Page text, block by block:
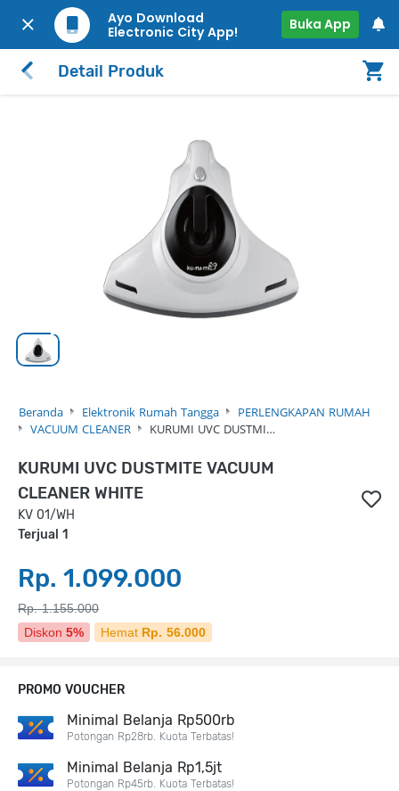
Ayo Download
Electronic City App!
Buka App
Detail Produk
Beranda Elektronik Rumah Tangga
PERLENGKAPAN RUMAH
VACUUM CLEANER
KURUMI UVC DUSTMI…
KURUMI UVC DUSTMITE VACUUM
CLEANER WHITE
KV 01/WH
Terjual 1
Rp. 1.099.000
Rp. 1.155.000
Diskon 5% Hemat Rp. 56.000
PROMO VOUCHER
Minimal Belanja Rp500rb
Potongan Rp28rb. Kuota Terbatas!
Minimal Belanja Rp1,5jt
Potongan Rp45rb. Kuota Terbatas!